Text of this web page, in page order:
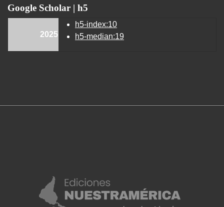
Google Scholar | h5
2025
h5-index:10
h5-median:19